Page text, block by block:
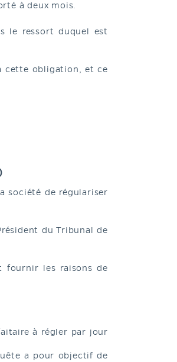
à deux mois.
le ressort duquel est
cette obligation, et ce
société de régulariser
du Tribunal de
fournir les raisons de
à régler par jour
a pour objectif de